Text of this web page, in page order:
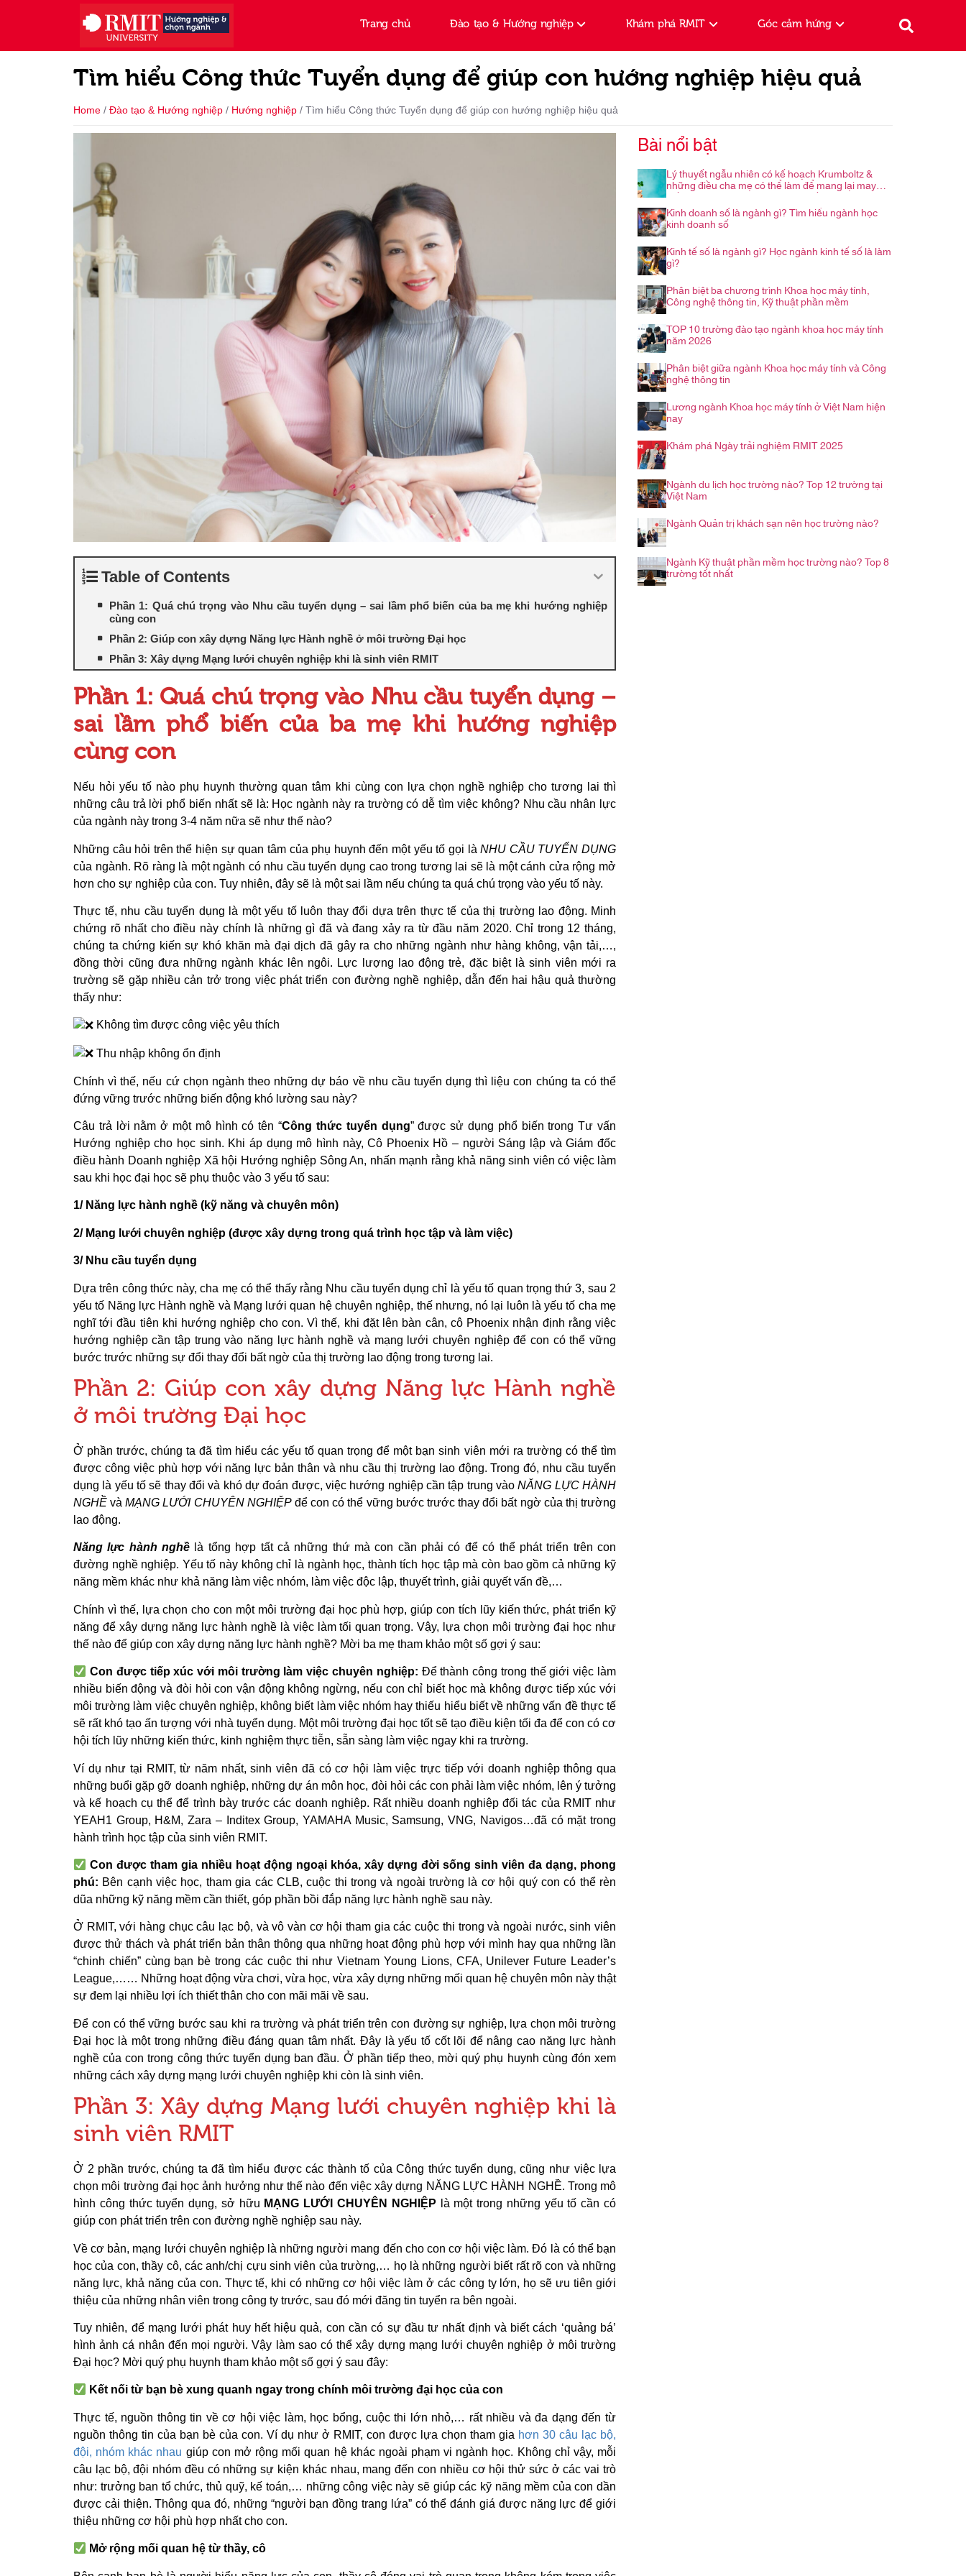
Trang chủ Đào tạo & Hướng nghiệp Khám phá RMIT Góc cảm hứng
Tìm hiểu Công thức Tuyển dụng để giúp con hướng nghiệp hiệu quả
Home / Đào tạo & Hướng nghiệp / Hướng nghiệp / Tìm hiểu Công thức Tuyển dụng để giúp con hướng nghiệp hiệu quả
Table of Contents
Phần 1: Quá chú trọng vào Nhu cầu tuyển dụng – sai lầm phổ biến của ba mẹ khi hướng nghiệp
cùng con
Phần 2: Giúp con xây dựng Năng lực Hành nghề ở môi trường Đại học
Phần 3: Xây dựng Mạng lưới chuyên nghiệp khi là sinh viên RMIT
Phần 1: Quá chú trọng vào Nhu cầu tuyển dụng –
sai lầm phổ biến của ba mẹ khi hướng nghiệp
cùng con
Nếu hỏi yếu tố nào phụ huynh thường quan tâm khi cùng con lựa chọn nghề nghiệp cho tương lai thì
những câu trả lời phổ biến nhất sẽ là: Học ngành này ra trường có dễ tìm việc không? Nhu cầu nhân lực
của ngành này trong 3-4 năm nữa sẽ như thế nào?
Những câu hỏi trên thể hiện sự quan tâm của phụ huynh đến một yếu tố gọi làNHU CẦU TUYỂN DỤNG
của ngành. Rõ ràng là một ngành có nhu cầu tuyển dụng cao trong tương lai sẽ là một cánh cửa rộng mở
hơn cho sự nghiệp của con. Tuy nhiên, đây sẽ là một sai lầm nếu chúng ta quá chú trọng vào yếu tố này.
Thực tế, nhu cầu tuyển dụng là một yếu tố luôn thay đổi dựa trên thực tế của thị trường lao động. Minh
chứng rõ nhất cho điều này chính là những gì đã và đang xảy ra từ đầu năm 2020. Chỉ trong 12 tháng,
chúng ta chứng kiến sự khó khăn mà đại dịch đã gây ra cho những ngành như hàng không, vận tải,…,
đồng thời cũng đưa những ngành khác lên ngôi. Lực lượng lao động trẻ, đặc biệt là sinh viên mới ra
trường sẽ gặp nhiều cản trở trong việc phát triển con đường nghề nghiệp, dẫn đến hai hậu quả thường
thấy như:
Không tìm được công việc yêu thích
Thu nhập không ổn định
Chính vì thế, nếu cứ chọn ngành theo những dự báo về nhu cầu tuyển dụng thì liệu con chúng ta có thể
đứng vững trước những biến động khó lường sau này?
Câu trả lời nằm ở một mô hình có tên “Công thức tuyển dụng” được sử dụng phổ biến trong Tư vấn
Hướng nghiệp cho học sinh. Khi áp dụng mô hình này, Cô Phoenix Hồ – người Sáng lập và Giám đốc
điều hành Doanh nghiệp Xã hội Hướng nghiệp Sông An, nhấn mạnh rằng khả năng sinh viên có việc làm
sau khi học đại học sẽ phụ thuộc vào 3 yếu tố sau:
1/ Năng lực hành nghề (kỹ năng và chuyên môn)
2/ Mạng lưới chuyên nghiệp (được xây dựng trong quá trình học tập và làm việc)
3/ Nhu cầu tuyển dụng
Dựa trên công thức này, cha mẹ có thể thấy rằng Nhu cầu tuyển dụng chỉ là yếu tố quan trọng thứ 3, sau 2
yếu tố Năng lực Hành nghề và Mạng lưới quan hệ chuyên nghiệp, thế nhưng, nó lại luôn là yếu tố cha mẹ
nghĩ tới đầu tiên khi hướng nghiệp cho con. Vì thế, khi đặt lên bàn cân, cô Phoenix nhận định rằng việc
hướng nghiệp cần tập trung vào năng lực hành nghề và mạng lưới chuyên nghiệp để con có thể vững
bước trước những sự đổi thay đổi bất ngờ của thị trường lao động trong tương lai.
Phần 2: Giúp con xây dựng Năng lực Hành nghề
ở môi trường Đại học
Ở phần trước, chúng ta đã tìm hiểu các yếu tố quan trọng để một bạn sinh viên mới ra trường có thể tìm
được công việc phù hợp với năng lực bản thân và nhu cầu thị trường lao động. Trong đó, nhu cầu tuyển
dụng là yếu tố sẽ thay đổi và khó dự đoán được, việc hướng nghiệp cần tập trung vàoNĂNG LỰC HÀNH
NGHỀ vàMẠNG LƯỚI CHUYÊN NGHIỆPđể con có thể vững bước trước thay đổi bất ngờ của thị trường
lao động.
Năng lực hành nghề là tổng hợp tất cả những thứ mà con cần phải có để có thể phát triển trên con
đường nghề nghiệp. Yếu tố này không chỉ là ngành học, thành tích học tập mà còn bao gồm cả những kỹ
năng mềm khác như khả năng làm việc nhóm, làm việc độc lập, thuyết trình, giải quyết vấn đề,…
Chính vì thế, lựa chọn cho con một môi trường đại học phù hợp, giúp con tích lũy kiến thức, phát triển kỹ
năng để xây dựng năng lực hành nghề là việc làm tối quan trọng. Vậy, lựa chọn môi trường đại học như
thế nào để giúp con xây dựng năng lực hành nghề? Mời ba mẹ tham khảo một số gợi ý sau:
Con được tiếp xúc với môi trường làm việc chuyên nghiệp: Để thành công trong thế giới việc làm
nhiều biến động và đòi hỏi con vận động không ngừng, nếu con chỉ biết học mà không được tiếp xúc với
môi trường làm việc chuyên nghiệp, không biết làm việc nhóm hay thiếu hiểu biết về những vấn đề thực tế
sẽ rất khó tạo ấn tượng với nhà tuyển dụng. Một môi trường đại học tốt sẽ tạo điều kiện tối đa để con có cơ
hội tích lũy những kiến thức, kinh nghiệm thực tiễn, sẵn sàng làm việc ngay khi ra trường.
Ví dụ như tại RMIT, từ năm nhất, sinh viên đã có cơ hội làm việc trực tiếp với doanh nghiệp thông qua
những buổi gặp gỡ doanh nghiệp, những dự án môn học, đòi hỏi các con phải làm việc nhóm, lên ý tưởng
và kế hoạch cụ thể để trình bày trước các doanh nghiệp. Rất nhiều doanh nghiệp đối tác của RMIT như
YEAH1 Group, H&M, Zara – Inditex Group, YAMAHA Music, Samsung, VNG, Navigos…đã có mặt trong
hành trình học tập của sinh viên RMIT.
Con được tham gia nhiều hoạt động ngoại khóa, xây dựng đời sống sinh viên đa dạng, phong
phú: Bên cạnh việc học, tham gia các CLB, cuộc thi trong và ngoài trường là cơ hội quý con có thể rèn
dũa những kỹ năng mềm cần thiết, góp phần bồi đắp năng lực hành nghề sau này.
Ở RMIT, với hàng chục câu lạc bộ, và vô vàn cơ hội tham gia các cuộc thi trong và ngoài nước, sinh viên
được thử thách và phát triển bản thân thông qua những hoạt động phù hợp với mình hay qua những lần
“chinh chiến” cùng bạn bè trong các cuộc thi như Vietnam Young Lions, CFA, Unilever Future Leader’s
League,…… Những hoạt động vừa chơi, vừa học, vừa xây dựng những mối quan hệ chuyên môn này thật
sự đem lại nhiều lợi ích thiết thân cho con mãi mãi về sau.
Để con có thể vững bước sau khi ra trường và phát triển trên con đường sự nghiệp, lựa chọn môi trường
Đại học là một trong những điều đáng quan tâm nhất. Đây là yếu tố cốt lõi để nâng cao năng lực hành
nghề của con trong công thức tuyển dụng ban đầu. Ở phần tiếp theo, mời quý phụ huynh cùng đón xem
những cách xây dựng mạng lưới chuyên nghiệp khi còn là sinh viên.
Phần 3: Xây dựng Mạng lưới chuyên nghiệp khi là
sinh viên RMIT
Ở 2 phần trước, chúng ta đã tìm hiểu được các thành tố của Công thức tuyển dụng, cũng như việc lựa
chọn môi trường đại học ảnh hưởng như thế nào đến việc xây dựng NĂNG LỰC HÀNH NGHỀ. Trong mô
hình công thức tuyển dụng, sở hữu MẠNG LƯỚI CHUYÊN NGHIỆP là một trong những yếu tố cần có
giúp con phát triển trên con đường nghề nghiệp sau này.
Về cơ bản, mạng lưới chuyên nghiệp là những người mang đến cho con cơ hội việc làm. Đó là có thể bạn
học của con, thầy cô, các anh/chị cựu sinh viên của trường,… họ là những người biết rất rõ con và những
năng lực, khả năng của con. Thực tế, khi có những cơ hội việc làm ở các công ty lớn, họ sẽ ưu tiên giới
thiệu của những nhân viên trong công ty trước, sau đó mới đăng tin tuyển ra bên ngoài.
Tuy nhiên, để mạng lưới phát huy hết hiệu quả, con cần có sự đầu tư nhất định và biết cách ‘quảng bá’
hình ảnh cá nhân đến mọi người. Vậy làm sao có thể xây dựng mạng lưới chuyên nghiệp ở môi trường
Đại học? Mời quý phụ huynh tham khảo một số gợi ý sau đây:
Kết nối từ bạn bè xung quanh ngay trong chính môi trường đại học của con
Thực tế, nguồn thông tin về cơ hội việc làm, học bổng, cuộc thi lớn nhỏ,… rất nhiều và đa dạng đến từ
nguồn thông tin của bạn bè của con. Ví dụ như ở RMIT, con được lựa chọn tham gia hơn 30 câu lạc bộ,
đội, nhóm khác nhau giúp con mở rộng mối quan hệ khác ngoài phạm vi ngành học. Không chỉ vậy, mỗi
câu lạc bộ, đội nhóm đều có những sự kiện khác nhau, mang đến con nhiều cơ hội thử sức ở các vai trò
như: trưởng ban tổ chức, thủ quỹ, kế toán,… những công việc này sẽ giúp các kỹ năng mềm của con dần
được cải thiện. Thông qua đó, những “người bạn đồng trang lứa” có thể đánh giá được năng lực để giới
thiệu những cơ hội phù hợp nhất cho con.
Mở rộng mối quan hệ từ thầy, cô
Bài nổi bật
Lý thuyết ngẫu nhiên có kế hoạch Krumboltz &
những điều cha mẹ có thể làm để mang lại may
mắn cho con trong hành trình nghề nghiệp
Kinh doanh số là ngành gì? Tìm hiểu ngành học
kinh doanh số
Kinh tế số là ngành gì? Học ngành kinh tế số là làm
gì?
Phân biệt ba chương trình Khoa học máy tính,
Công nghệ thông tin, Kỹ thuật phần mềm
TOP 10 trường đào tạo ngành khoa học máy tính
năm 2026
Phân biệt giữa ngành Khoa học máy tính và Công
nghệ thông tin
Lương ngành Khoa học máy tính ở Việt Nam hiện
nay
Khám phá Ngày trải nghiệm RMIT 2025
Ngành du lịch học trường nào? Top 12 trường tại
Việt Nam
Ngành Quản trị khách sạn nên học trường nào?
Ngành Kỹ thuật phần mềm học trường nào? Top 8
trường tốt nhất